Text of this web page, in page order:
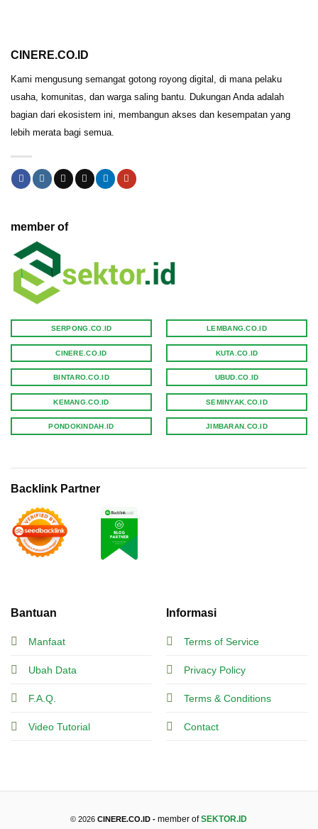
CINERE.CO.ID
Kami mengusung semangat gotong royong digital, di mana pelaku
usaha, komunitas, dan warga saling bantu. Dukungan Anda adalah
bagian dari ekosistem ini, membangun akses dan kesempatan yang
lebih merata bagi semua.
Bantuan
Manfaat
Ubah Data
F.A.Q.
Video Tutorial
Informasi
Terms of Service
Privacy Policy
Terms & Conditions
Contact
member of
SERPONG.CO.ID
CINERE.CO.ID
BINTARO.CO.ID
KEMANG.CO.ID
PONDOKINDAH.ID
LEMBANG.CO.ID
KUTA.CO.ID
UBUD.CO.ID
SEMINYAK.CO.ID
JIMBARAN.CO.ID
Backlink Partner
© 2026CINERE.CO.ID -member ofSEKTOR.ID